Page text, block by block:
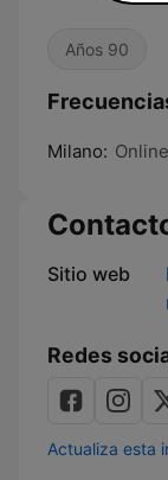
Años 90
Milano: Online
Sitio web
Redes
Actualiza esta